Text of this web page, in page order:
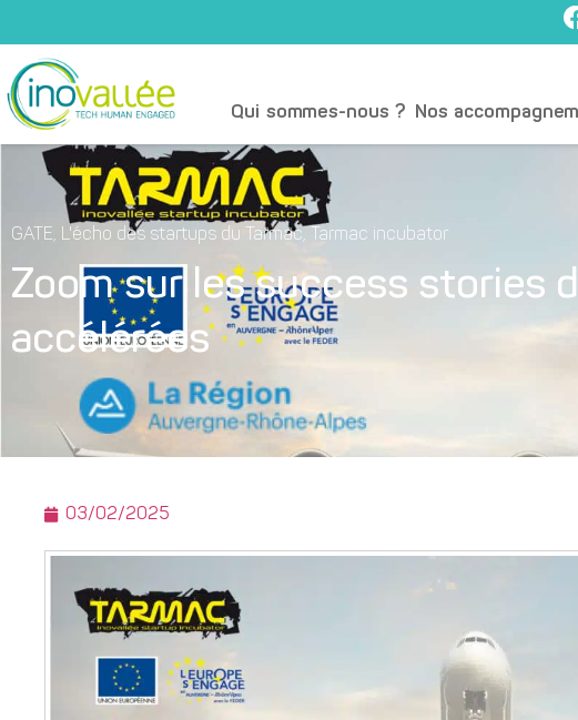
Qui sommes-nous ? Nos
GATE, L'écho des startups du Tarmac, Tarmac incubator
Zoom sur les success stories
accélérées
03/02/2025